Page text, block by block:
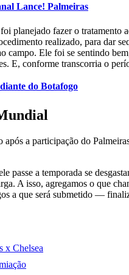
Lance! Palmeiras
fazer o tratamento
realizado, para
Ele foi se sentindo
E, conforme transcorria o
do Botafogo
a participação do
a temporada se
A isso, agregamos o que
a que será submetido —
x Chelsea